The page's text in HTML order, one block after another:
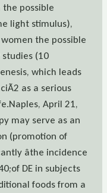
possible
light stimulus),
the possible
(10
which leads
as a serious
April 21,
may serve as an
(promotion of
âthe incidence
DE in subjects
foods from a